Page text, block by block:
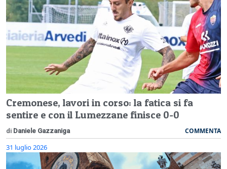
Cremonese, lavori in corso: la fatica si fa
sentire e con il Lumezzane finisce 0-0
di Daniele Gazzaniga COMMENTA
31 luglio 2026